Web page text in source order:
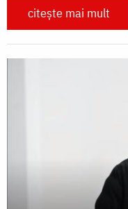
citește mai mult